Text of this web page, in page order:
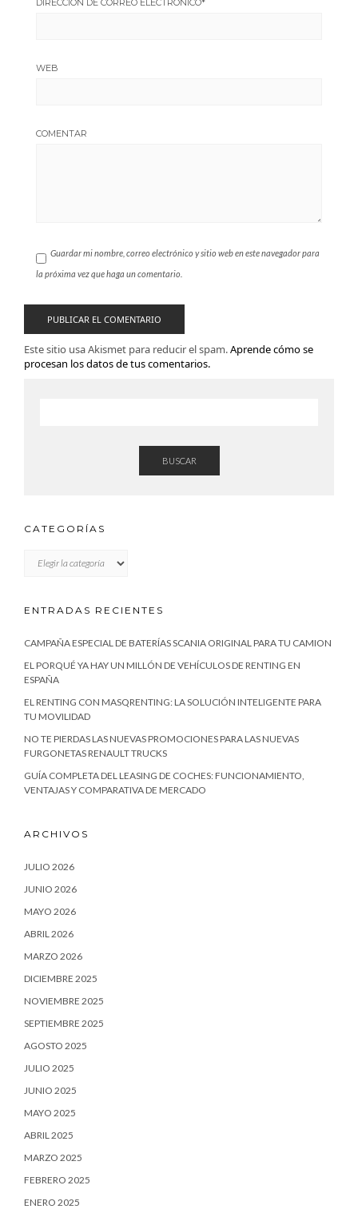
DIRECCIÓN DE CORREO ELECTRÓNICO*
WEB
COMENTAR
Guardar mi nombre, correo electrónico y sitio web en este navegador para
la próxima vez que haga un comentario.
Este sitio usa Akismet para reducir el spam.Aprende cómo se
procesan los datos de tus comentarios.
BUSCAR
CATEGORÍAS
ENTRADAS RECIENTES
CAMPAÑA ESPECIAL DE BATERÍAS SCANIA ORIGINAL PARA TU CAMION
EL PORQUÉ YA HAY UN MILLÓN DE VEHÍCULOS DE RENTING EN
ESPAÑA
EL RENTING CON MASQRENTING: LA SOLUCIÓN INTELIGENTE PARA
TU MOVILIDAD
NO TE PIERDAS LAS NUEVAS PROMOCIONES PARA LAS NUEVAS
FURGONETAS RENAULT TRUCKS
GUÍA COMPLETA DEL LEASING DE COCHES: FUNCIONAMIENTO,
VENTAJAS Y COMPARATIVA DE MERCADO
ARCHIVOS
JULIO 2026
JUNIO 2026
MAYO 2026
ABRIL 2026
MARZO 2026
DICIEMBRE 2025
NOVIEMBRE 2025
SEPTIEMBRE 2025
AGOSTO 2025
JULIO 2025
JUNIO 2025
MAYO 2025
ABRIL 2025
MARZO 2025
FEBRERO 2025
ENERO 2025